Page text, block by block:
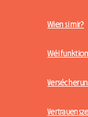
Wien si mir?
Wéi